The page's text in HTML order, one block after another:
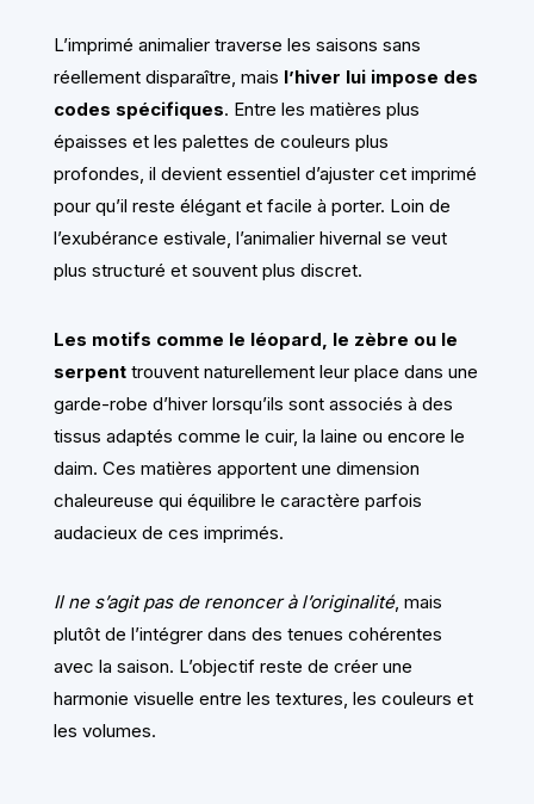
L’imprimé animalier traverse les saisons sans
réellement disparaître, mais l’hiver lui impose des
codes spécifiques. Entre les matières plus
épaisses et les palettes de couleurs plus
profondes, il devient essentiel d’ajuster cet imprimé
pour qu’il reste élégant et facile à porter. Loin de
l’exubérance estivale, l’animalier hivernal se veut
plus structuré et souvent plus discret.
Les motifs comme le léopard, le zèbre ou le
serpenttrouvent naturellement leur place dans une
garde-robe d’hiver lorsqu’ils sont associés à des
tissus adaptés comme le cuir, la laine ou encore le
daim. Ces matières apportent une dimension
chaleureuse qui équilibre le caractère parfois
audacieux de ces imprimés.
Il ne s’agit pas de renoncer à l’originalité, mais
plutôt de l’intégrer dans des tenues cohérentes
avec la saison. L’objectif reste de créer une
harmonie visuelle entre les textures, les couleurs et
les volumes.